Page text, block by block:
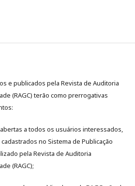
e publicados pela Revista de Auditoria
(RAGC) terão como prerrogativas
a todos os usuários interessados,
no Sistema de Publicação
pela Revista de Auditoria
(RAGC);